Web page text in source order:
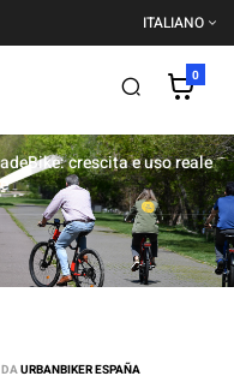
ITALIANO
0
crescita e uso reale
URBANBIKER ESPAÑA